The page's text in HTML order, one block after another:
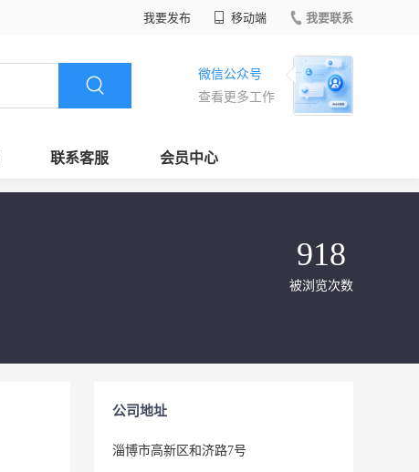
我要发布 移动端 我要联系
微信公众号
查看更多工作
联系客服 会员中心
918
被浏览次数
公司地址
淄博市高新区和济路7号